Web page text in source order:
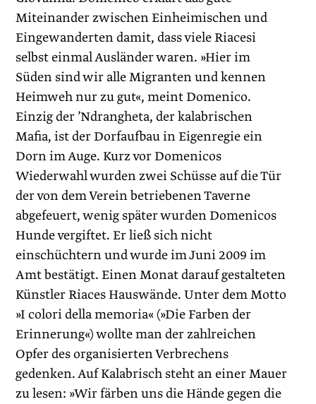
Miteinander zwischen Einheimischen und
Eingewanderten damit, dass viele Riacesi
selbst einmal Ausländer waren. »Hier im
Süden sind wir alle Migranten und kennen
Heimweh nur zu gut«, meint Domenico.
Einzig der ’Ndrangheta, der kalabrischen
Mafia, ist der Dorfaufbau in Eigenregie ein
Dorn im Auge. Kurz vor Domenicos
Wiederwahl wurden zwei Schüsse auf die Tür
der von dem Verein betriebenen Taverne
abgefeuert, wenig später wurden Domenicos
Hunde vergiftet. Er ließ sich nicht
einschüchtern und wurde im Juni 2009 im
Amt bestätigt. Einen Monat darauf gestalteten
Künstler Riaces Hauswände. Unter dem Motto
»I colori della memoria« (»Die Farben der
Erinnerung«) wollte man der zahlreichen
Opfer des organisierten Verbrechens
gedenken. Auf Kalabrisch steht an einer Mauer
zu lesen: »Wir färben uns die Hände gegen die